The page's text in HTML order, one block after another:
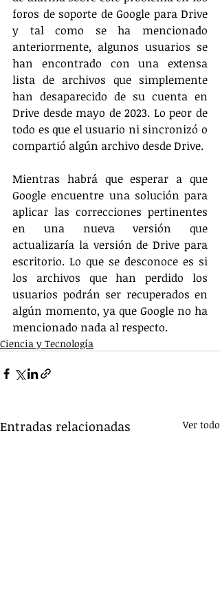
foros de soporte de Google para Drive
y tal como se ha mencionado
anteriormente, algunos usuarios se
han encontrado con una extensa
lista de archivos que simplemente
han desaparecido de su cuenta en
Drive desde mayo de 2023. Lo peor de
todo es que el usuario ni sincronizó o
compartió algún archivo desde Drive.
Mientras habrá que esperar a que
Google encuentre una solución para
aplicar las correcciones pertinentes
en una nueva versión que
actualizaría la versión de Drive para
escritorio. Lo que se desconoce es si
los archivos que han perdido los
usuarios podrán ser recuperados en
algún momento, ya que Google no ha
mencionado nada al respecto.
Ciencia y Tecnología
Entradas relacionadas Ver todo